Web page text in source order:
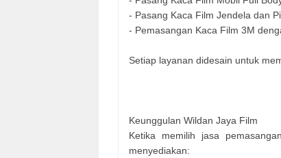
- Pasang Kaca Film Jendela dan
- Pemasangan Kaca Film 3M
Setiap layanan didesain untuk
Keunggulan Wildan Jaya Film
Ketika memilih jasa
menyediakan: